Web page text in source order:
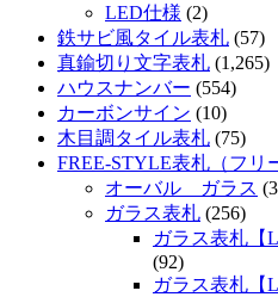
LED仕様 (2)
鉄サビ風タイル表札 (57)
真鍮切り文字表札 (1,265)
ハウスナンバー (554)
カーボンサイン (10)
木目調タイル表札 (75)
FREE-STYLE表札（フリ
オーバル ガラス
ガラス表札 (256)
ガラス表札【
(92)
ガラス表札【